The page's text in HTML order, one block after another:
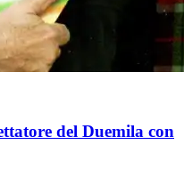
del Duemila con